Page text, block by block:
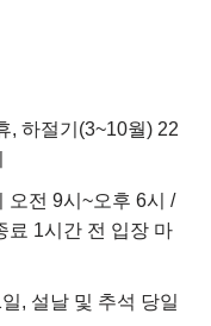
, 하절기(3~10월) 22
오전 9시~오후 6시 /
료 1시간 전 입장 마
, 설날 및 추석 당일